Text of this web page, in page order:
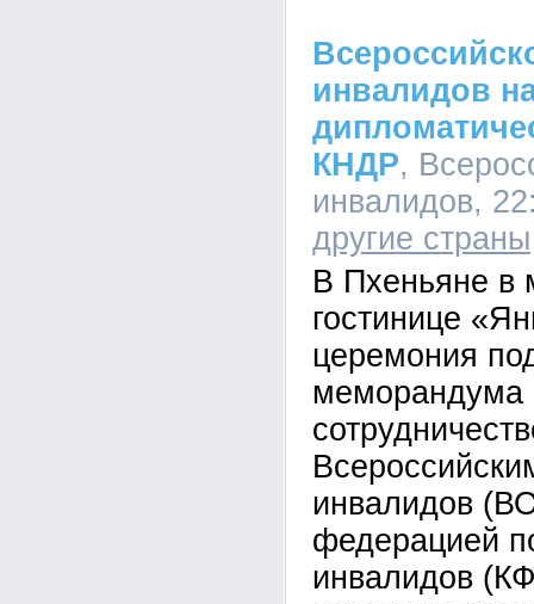
инвалидов
КНДР,
инвалидов,
другие страны
В Пхеньяне в
гостинице
церемония
меморандума
инвалидов
федерацией
инвалидов